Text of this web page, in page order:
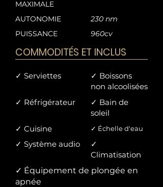
les criques cachées de la Côte d'Azur.
Que vous jetiez l'ancre dans la baie de
glamour de Monaco, ce yacht vous
Profitez de baignades, de bains de
soleil et de sports nautiques, tandis
que notre équipage dévoué vous
garantit un voyage agréable et sans
accroc.
MAXIMALE
AUTONOMIE
PUISSANCE
230 nm
960cv
COMMODITÉS ET INCLUS
✓ Serviettes
✓ Réfrigérateur
✓ Cuisine
✓ Système audio
✓ Boissons
non alcoolisées
✓ Bain de
soleil
✓ Échelle d'eau
✓
Climatisation
✓ Équipement de plongée en
apnée